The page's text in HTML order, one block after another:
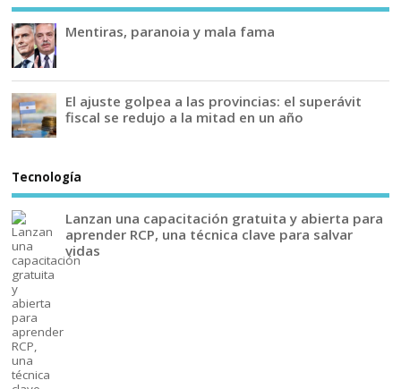
Mentiras, paranoia y mala fama
El ajuste golpea a las provincias: el superávit
fiscal se redujo a la mitad en un año
Tecnología
Lanzan una capacitación gratuita y abierta para
aprender RCP, una técnica clave para salvar
vidas